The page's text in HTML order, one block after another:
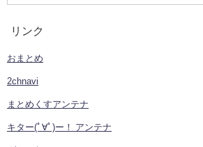
リンク
おまとめ
2chnavi
まとめくすアンテナ
キター(ﾟ∀ﾟ)ー！ アンテナ